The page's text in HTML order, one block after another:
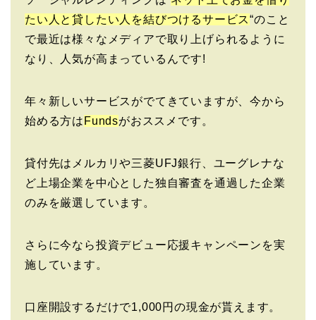
たい人と貸したい人を結びつけるサービス“のこと
で最近は様々なメディアで取り上げられるように
なり、人気が高まっているんです!
年々新しいサービスがでてきていますが、今から
始める方は Fundsがおススメです。
貸付先はメルカリや三菱UFJ銀行、ユーグレナな
ど上場企業を中心とした独自審査を通過した企業
のみを厳選しています。
さらに今なら投資デビュー応援キャンペーンを実
施しています。
口座開設するだけで1,000円の現金が貰えます。